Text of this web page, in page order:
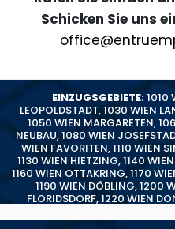
Schicken Sie uns
EINZUGSGEBIETE:1010
LEOPOLDSTADT,1030 WIEN
1050 WIEN MARGARETEN,
NEUBAU,1080 WIEN
WIEN FAVORITEN,1110 WIEN
1130 WIEN HIETZING,1140
1160 WIEN OTTAKRING,1170
1190 WIEN DÖBLING,1200
FLORIDSDORF,1220 WIEN